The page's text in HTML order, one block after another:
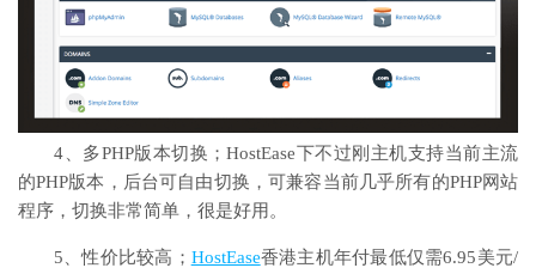
4、多PHP版本切换；HostEase下不过刚主机支持当前主流
的PHP版本，后台可自由切换，可兼容当前几乎所有的PHP网站
程序，切换非常简单，很是好用。
5、性价比较高； HostEase香港主机年付最低仅需6.95美元/